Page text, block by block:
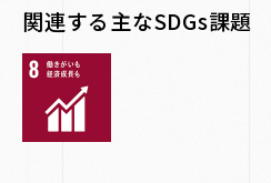
関連する主なSDGs課題